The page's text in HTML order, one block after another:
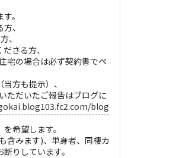
。
、
、
さる方、
宅の場合は必ず契約書でペ
方も提示）、
ただいたご報告はブログに
blog
希望します。
含みます)、単身者、同棲カ
りしています。